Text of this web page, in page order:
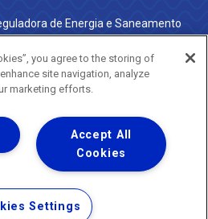
de Energia e Saneamento
do Rio de Janeiro
2332-6457 (WhatsApp) ·
/ouvidoria.agenersa@gmail.com
® 2026 - Todos os Direitos Reservados.
Uso de Sites e Aplicativos
you agree to the storing of
site navigation, analyze
marketing efforts.
Accept All
Cookies
Settings